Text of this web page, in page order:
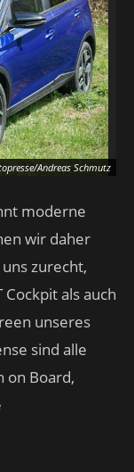
Andreas Schmutz
moderne
wir daher
zurecht,
als auch
unseres
sind alle
on Board,